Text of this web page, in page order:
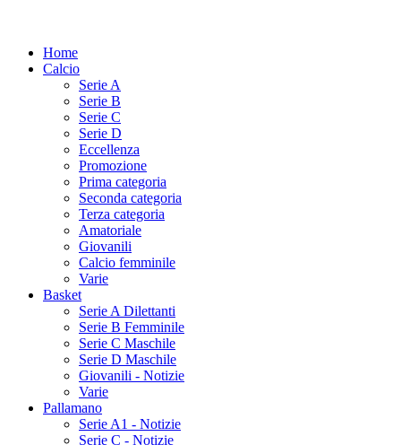
Home
Calcio
Serie A
Serie B
Serie C
Serie D
Eccellenza
Promozione
Prima categoria
Seconda categoria
Terza categoria
Amatoriale
Giovanili
Calcio femminile
Varie
Basket
Serie A Dilettanti
Serie B Femminile
Serie C Maschile
Serie D Maschile
Giovanili - Notizie
Varie
Pallamano
Serie A1 - Notizie
Serie C - Notizie